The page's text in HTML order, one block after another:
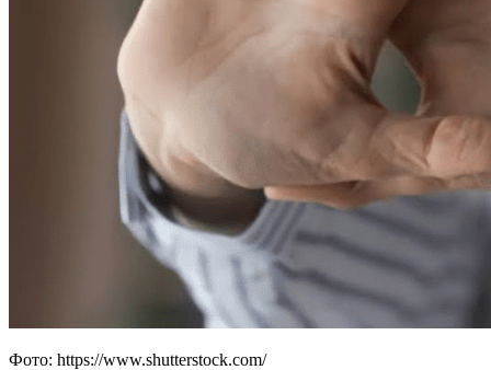
Фото: https://www.shutterstock.com/